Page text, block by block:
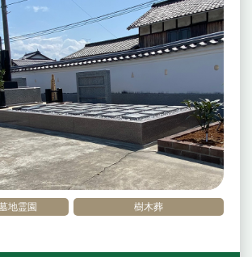
地霊園 樹木葬